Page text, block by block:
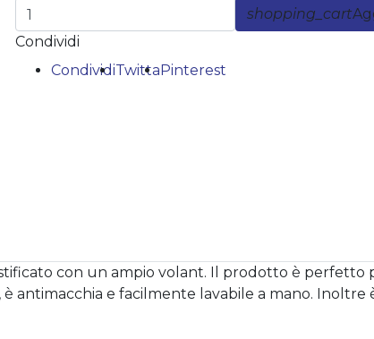
shopping_cart
Condividi
CondividiTwittaPinterest
con un ampio volant. Il prodotto è
antimacchia e facilmente lavabile a mano. Inoltre